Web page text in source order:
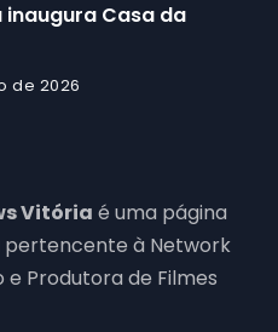
inaugura Casa da
de 2026
Vitória é uma página
pertencente à Network
e Produtora de Filmes